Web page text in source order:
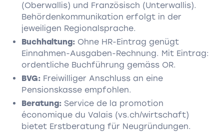
(Oberwallis) und Französisch (Unterwallis).
Behördenkommunikation erfolgt in der
jeweiligen Regionalsprache.
Buchhaltung: Ohne HR-Eintrag genügt
Einnahmen-Ausgaben-Rechnung. Mit Eintrag:
ordentliche Buchführung gemäss OR.
BVG: Freiwilliger Anschluss an eine
Pensionskasse empfohlen.
Beratung: Service de la promotion
économique du Valais (vs.ch/wirtschaft)
bietet Erstberatung für Neugründungen.